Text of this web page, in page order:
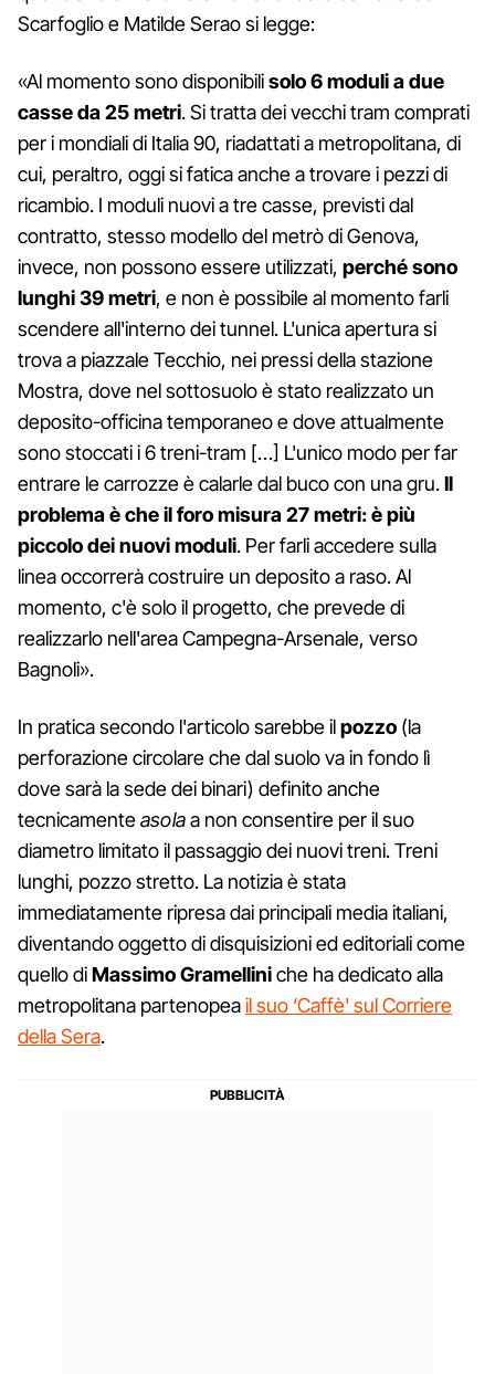
Scarfoglio e Matilde Serao si legge:
«Al momento sono disponibilisolo 6 moduli a due
casse da 25 metri. Si tratta dei vecchi tram comprati
per i mondiali di Italia 90, riadattati a metropolitana, di
cui, peraltro, oggi si fatica anche a trovare i pezzi di
ricambio. I moduli nuovi a tre casse, previsti dal
contratto, stesso modello del metrò di Genova,
invece, non possono essere utilizzati, perché sono
lunghi 39 metri, e non è possibile al momento farli
scendere all'interno dei tunnel. L'unica apertura si
trova a piazzale Tecchio, nei pressi della stazione
Mostra, dove nel sottosuolo è stato realizzato un
deposito-officina temporaneo e dove attualmente
sono stoccati i 6 treni-tram […] L'unico modo per far
entrare le carrozze è calarle dal buco con una gru.Il
problema è che il foro misura 27 metri: è più
piccolo dei nuovi moduli. Per farli accedere sulla
linea occorrerà costruire un deposito a raso. Al
momento, c'è solo il progetto, che prevede di
realizzarlo nell'area Campegna-Arsenale, verso
Bagnoli».
In pratica secondo l'articolo sarebbe ilpozzo (la
perforazione circolare che dal suolo va in fondo lì
dove sarà la sede dei binari) definito anche
tecnicamenteasolaa non consentire per il suo
diametro limitato il passaggio dei nuovi treni. Treni
lunghi, pozzo stretto. La notizia è stata
immediatamente ripresa dai principali media italiani,
diventando oggetto di disquisizioni ed editoriali come
quello diMassimo Gramelliniche ha dedicato alla
metropolitana partenopeail suo ‘Caffè' sul Corriere
della Sera.